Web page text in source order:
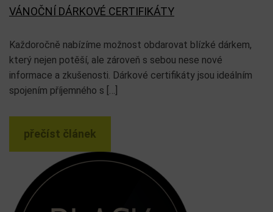
VÁNOČNÍ DÁRKOVÉ CERTIFIKÁTY
Každoročně nabízíme možnost obdarovat blízké dárkem,
který nejen potěší, ale zároveň s sebou nese nové
informace a zkušenosti. Dárkové certifikáty jsou ideálním
spojením příjemného s […]
přečíst článek